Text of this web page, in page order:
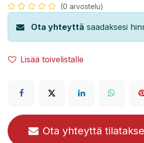
(0 arvostelu)
Ota yhteyttä saadaksesi
Lisää toivelistalle
Ota yhteyttä